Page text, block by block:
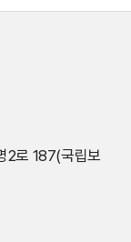
2로 187(국립보